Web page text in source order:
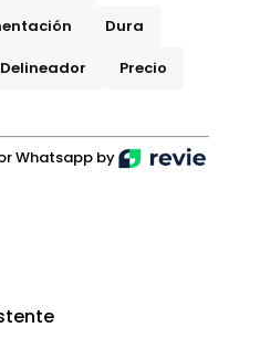
Dura
Delineador Precio
Whatsapp by